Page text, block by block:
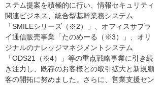
ステム提案を積極的に行い、情報セキュリティ
関連ビジネス、統合型基幹業務システム
「SMILEシリーズ（※2）」、オフィスサプラ
イ通信販売事業「たのめーる（※3）」、オリ
ジナルのナレッジマネジメントシステム
「ODS21（※4）」等の重点戦略事業に引き続
き注力し、既存のお客様との取引拡大と新規顧
客の開拓に努めました。さらに、営業支援セン